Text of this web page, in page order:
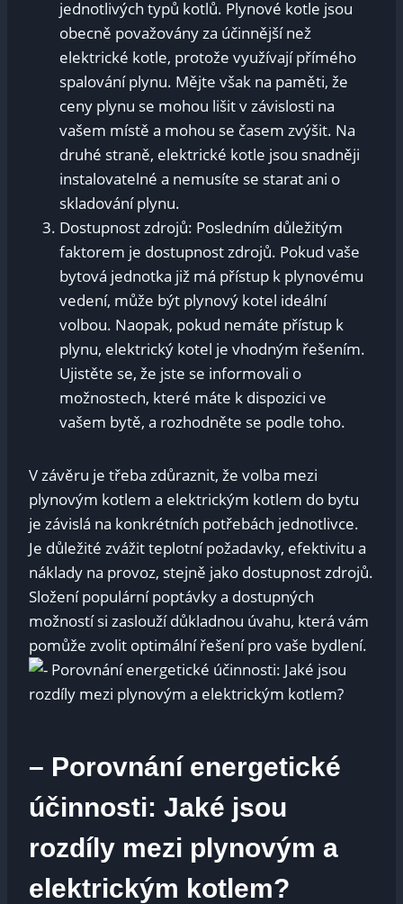
jednotlivých typů kotlů. Plynové kotle jsou
obecně považovány za účinnější než
elektrické kotle, protože využívají přímého
spalování plynu. Mějte však na paměti, že
ceny plynu se mohou lišit v závislosti na
vašem místě a mohou se časem zvýšit. Na
druhé straně, elektrické kotle jsou snadněji
instalovatelné a nemusíte se starat ani o
skladování plynu.
Dostupnost zdrojů: Posledním důležitým
faktorem je dostupnost zdrojů. Pokud vaše
bytová jednotka již má přístup k plynovému
vedení, může být plynový kotel ideální
volbou. Naopak, pokud nemáte přístup k
plynu, elektrický kotel je vhodným řešením.
Ujistěte se, že jste se informovali o
možnostech, které máte k dispozici ve
vašem bytě, a rozhodněte se podle toho.
V závěru je třeba zdůraznit, že volba mezi
plynovým kotlem a elektrickým kotlem do bytu
je závislá na konkrétních potřebách jednotlivce.
Je důležité zvážit teplotní požadavky, efektivitu a
náklady na provoz, stejně jako dostupnost zdrojů.
Složení populární poptávky a dostupných
možností si zaslouží důkladnou úvahu, která vám
pomůže zvolit optimální řešení pro vaše bydlení.
– Porovnání energetické
účinnosti: Jaké jsou
rozdíly mezi plynovým a
elektrickým kotlem?